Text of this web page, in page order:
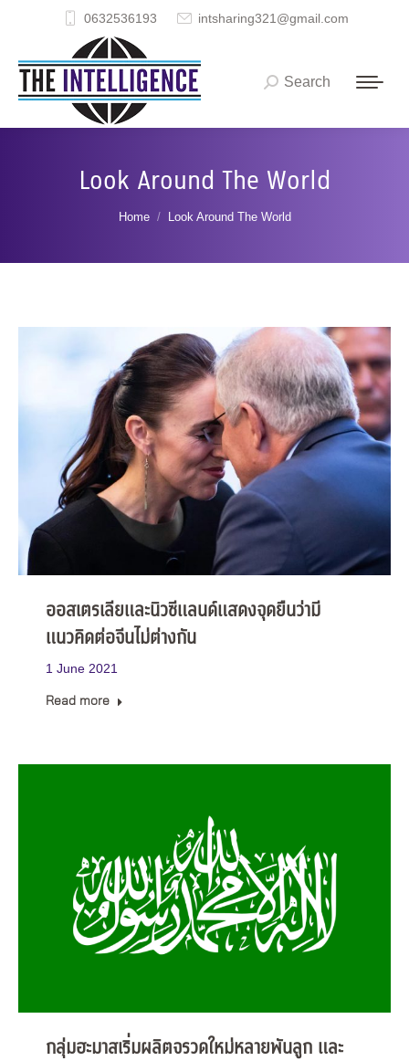
0632536193 intsharing321@gmail.com
Search:
Search
Look Around The World
You are here:
Home Look Around The World
ออสเตรเลียและนิวซีแลนด์แสดงจุดยืนว่ามี
แนวคิดต่อจีนไม่ต่างกัน
1 June 2021
Read more
กลุ่มฮะมาสเริ่มผลิตจรวดใหม่หลายพันลูก และ